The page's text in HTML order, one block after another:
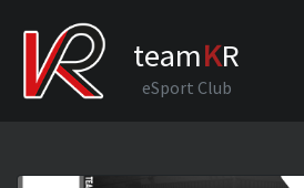
teamKR
eSport Club